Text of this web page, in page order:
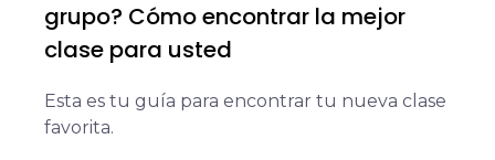
grupo? Cómo encontrar la mejor
clase para usted
Esta es tu guía para encontrar tu nueva clase
favorita.